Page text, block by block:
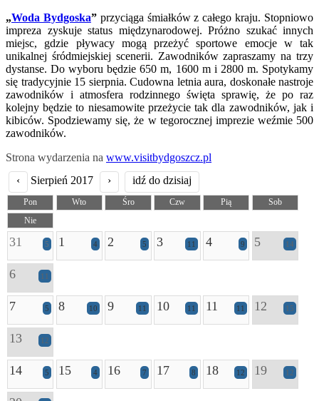
„Woda Bydgoska”przyciąga śmiałków z całego kraju. Stopniowo
impreza zyskuje status międzynarodowej. Próżno szukać innych
miejsc, gdzie pływacy mogą przeżyć sportowe emocje w tak
unikalnej śródmiejskiej scenerii. Zawodników zapraszamy na trzy
dystanse. Do wyboru będzie 650 m, 1600 m i 2800 m. Spotykamy
się tradycyjnie 15 sierpnia. Cudowna letnia aura, doskonałe nastroje
zawodników i atmosfera rodzinnego święta sprawię, że po raz
kolejny będzie to niesamowite przeżycie tak dla zawodników, jak i
kibiców. Spodziewamy się, że w tegorocznej imprezie weźmie 500
zawodników.
Strona wydarzenia na www.visitbydgoszcz.pl
‹
Sierpień 2017 › idź do dzisiaj
Pon Wto Śro Czw Pią
Sob
Nie
31 5 1 4 2 5 3 11 4 9 5 14
6 11
7 5 8 10 9 11 10 11 11 11 12 15
13 12
14 5 15 4 16 7 17 8 18 12 19 12